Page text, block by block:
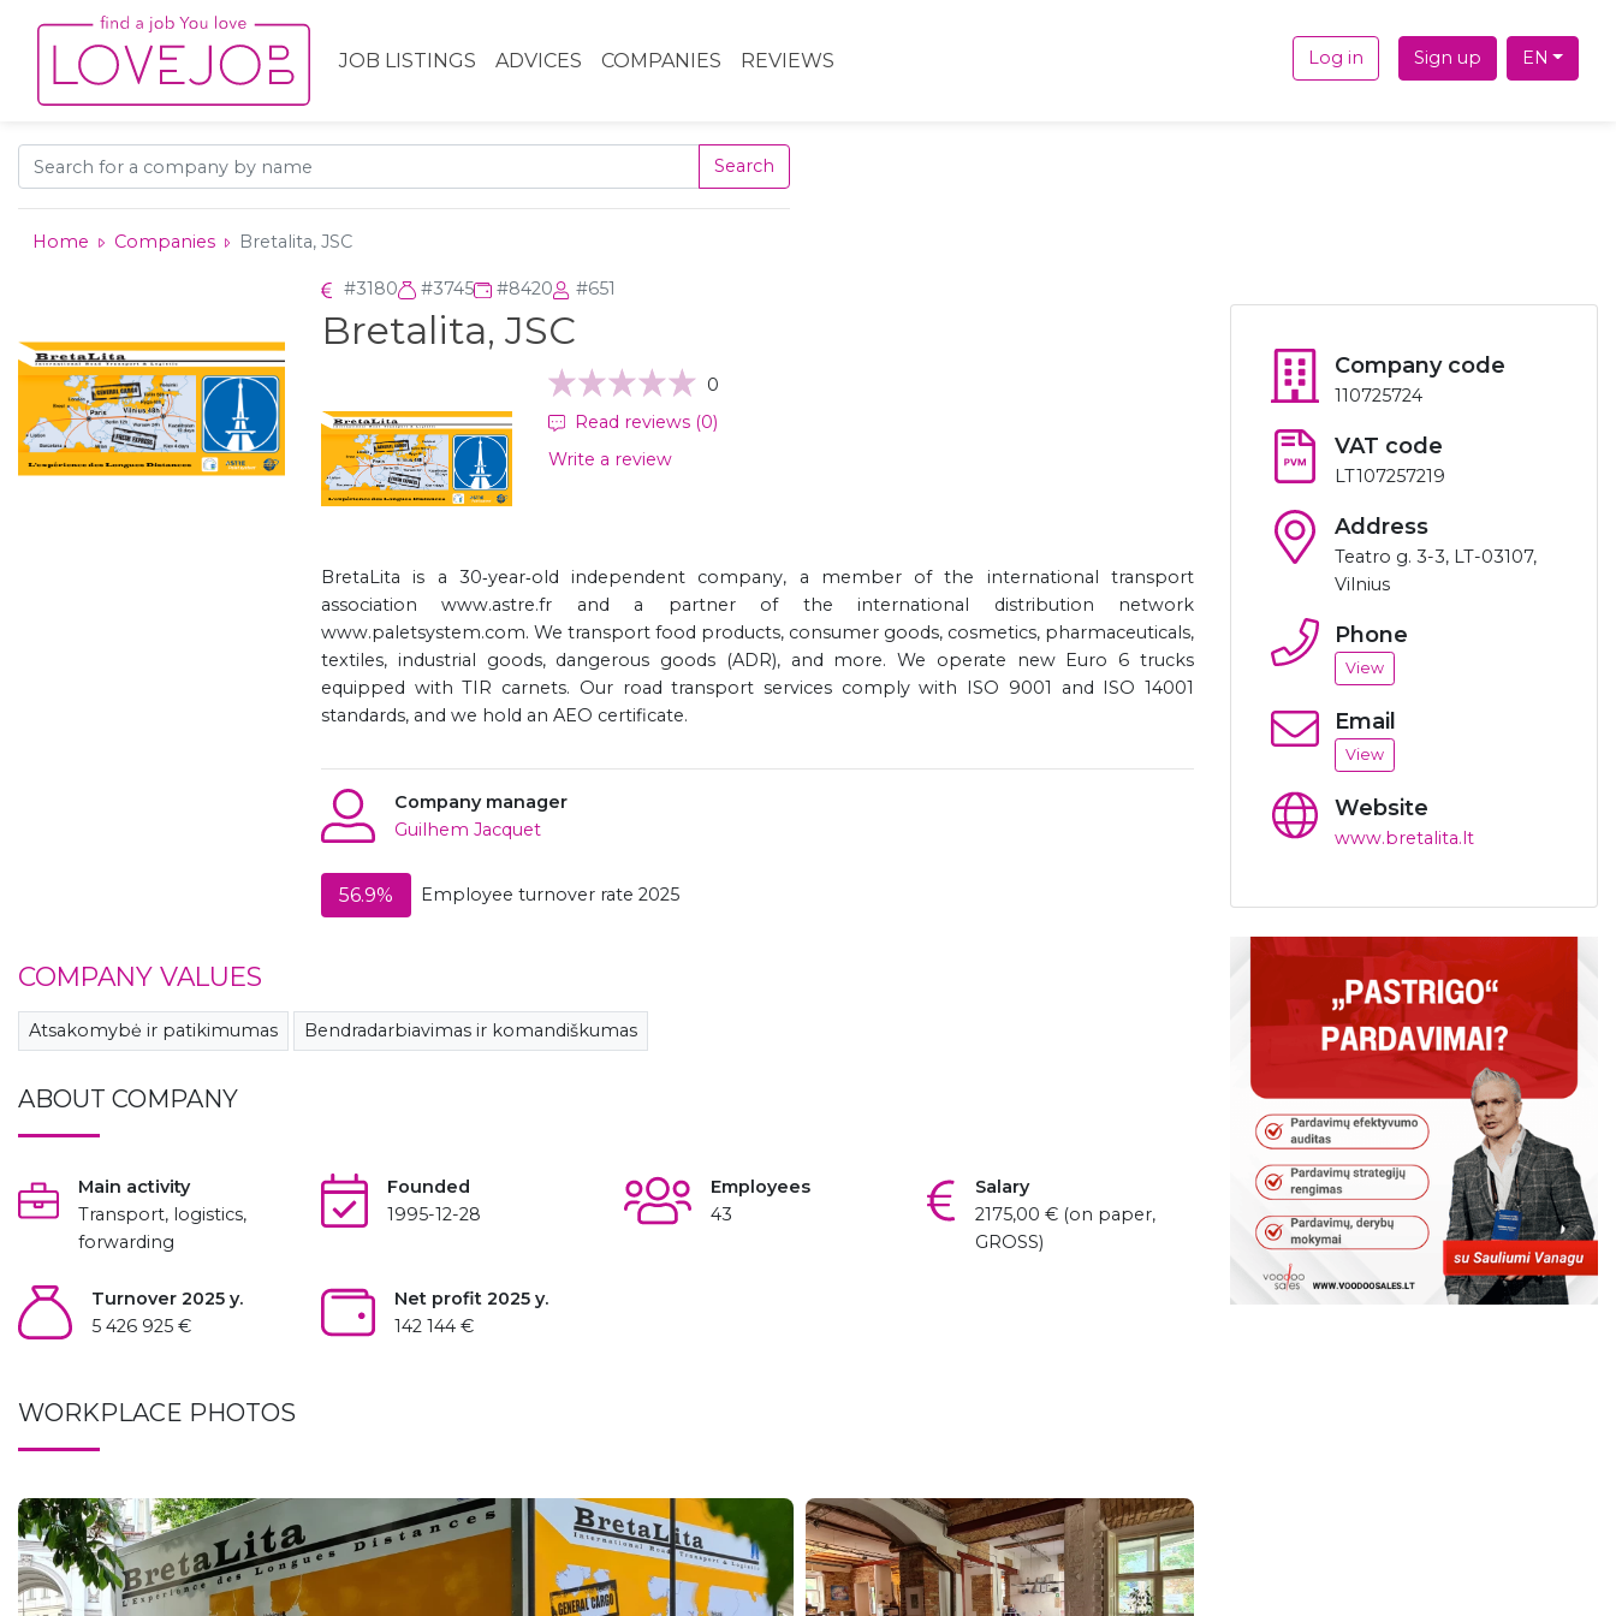
JOB LISTINGS ADVICES COMPANIES REVIEWS Log in Sign up EN
Search
Home Companies Bretalita, JSC
#3180 #3745 #8420 #651
Bretalita, JSC
0
Read reviews (0)
Write a review
BretaLita is a 30‑year‑old independent company, a member of the international transport
association www.astre.fr and a partner of the international distribution network
www.paletsystem.com. We transport food products, consumer goods, cosmetics, pharmaceuticals,
textiles, industrial goods, dangerous goods (ADR), and more. We operate new Euro 6 trucks
equipped with TIR carnets. Our road transport services comply with ISO 9001 and ISO 14001
standards, and we hold an AEO certificate.
Company manager
Guilhem Jacquet
56.9% Employee turnover rate 2025
COMPANY VALUES
Atsakomybė ir patikimumas Bendradarbiavimas ir komandiškumas
ABOUT COMPANY
Main activity
Transport, logistics,
forwarding
Founded
1995-12-28
Employees
43
Salary
2175,00 € (on paper,
GROSS)
Turnover 2025 y.
5 426 925 €
Net profit 2025 y.
142 144 €
WORKPLACE PHOTOS
Company code
110725724
VAT code
LT107257219
Address
Teatro g. 3-3, LT-03107,
Vilnius
Phone
View
Email
View
Website
www.bretalita.lt